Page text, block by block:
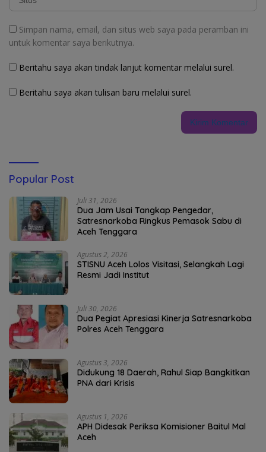
Simpan nama, email, dan situs web saya pada peramban ini
untuk komentar saya berikutnya.
Beritahu saya akan tindak lanjut komentar melalui surel.
Beritahu saya akan tulisan baru melalui surel.
Popular Post
Juli 31, 2026
Dua Jam Usai Tangkap Pengedar,
Satresnarkoba Ringkus Pemasok Sabu di
Aceh Tenggara
Agustus 2, 2026
STISNU Aceh Lolos Visitasi, Selangkah Lagi
Resmi Jadi Institut
Juli 30, 2026
Dua Pegiat Apresiasi Kinerja Satresnarkoba
Polres Aceh Tenggara
Agustus 3, 2026
Didukung 18 Daerah, Rahul Siap Bangkitkan
PNA dari Krisis
Agustus 1, 2026
APH Didesak Periksa Komisioner Baitul Mal
Aceh